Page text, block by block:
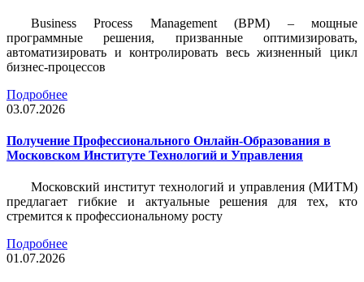
Business Process Management (BPM) – мощные
программные решения, призванные оптимизировать,
автоматизировать и контролировать весь жизненный цикл
бизнес-процессов
Подробнее
03.07.2026
Получение Профессионального Онлайн-Образования в
Московском Институте Технологий и Управления
Московский институт технологий и управления (МИТМ)
предлагает гибкие и актуальные решения для тех, кто
стремится к профессиональному росту
Подробнее
01.07.2026